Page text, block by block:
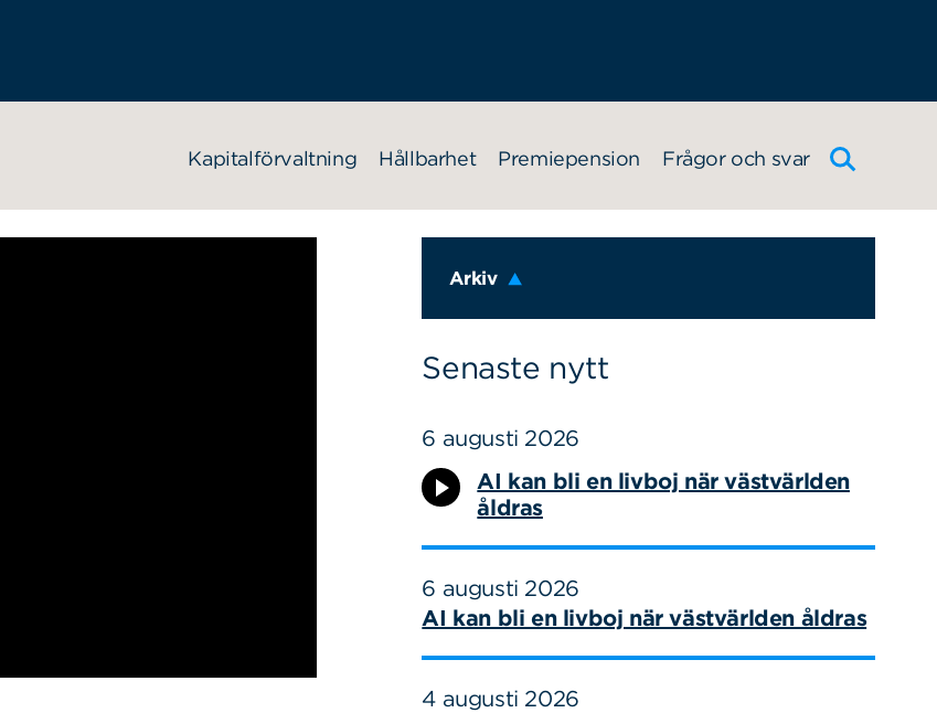
Kapitalförvaltning Hållbarhet Premiepension Frågor och svar
Arkiv
Senaste nytt
6 augusti 2026
AI kan bli en livboj när västvärlden
åldras
6 augusti 2026
AI kan bli en livboj när västvärlden åldras
4 augusti 2026